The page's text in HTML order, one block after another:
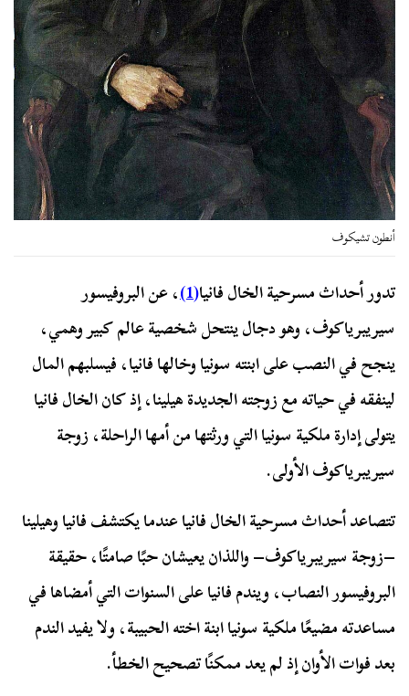
أنطون تشيكوف
تدور أحداث مسرحية الخال فانيا(1) ، عن البروفيسور
سيريبرياكوف، وهو دجال ينتحل شخصية عالم كبير وهمي،
ينجح في النصب على ابنته سونيا وخالها فانيا، فيسلبهم المال
لينفقه في حياته مع زوجته الجديدة هيلينا، إذ كان الخال فانيا
يتولى إدارة ملكية سونيا التي ورثتها من أمها الراحلة، زوجة
سيريبرياكوف الأولى.
تتصاعد أحداث مسرحية الخال فانيا عندما يكتشف فانيا وهيلينا
–زوجة سيريبرياكوف– واللذان يعيشان حبًا صامتًا، حقيقة
البروفيسور النصاب، ويندم فانيا على السنوات التي أمضاها في
مساعدته مضيعًا ملكية سونيا ابنة اخته الحبيبة، ولا يفيد الندم
بعد فوات الأوان إذ لم يعد ممكنًا تصحيح الخطأ.